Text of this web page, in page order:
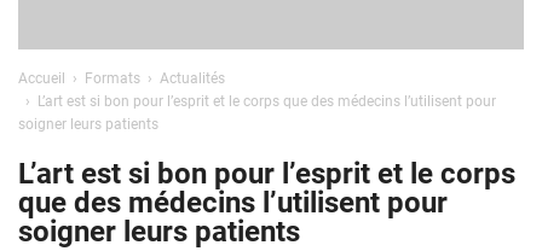
Accueil Formats
Actualités
L’art est si bon pour l’esprit et le corps que des médecins l’utilisent pour
soigner leurs patients
L’art est si bon pour l’esprit et le corps
que des médecins l’utilisent pour
soigner leurs patients